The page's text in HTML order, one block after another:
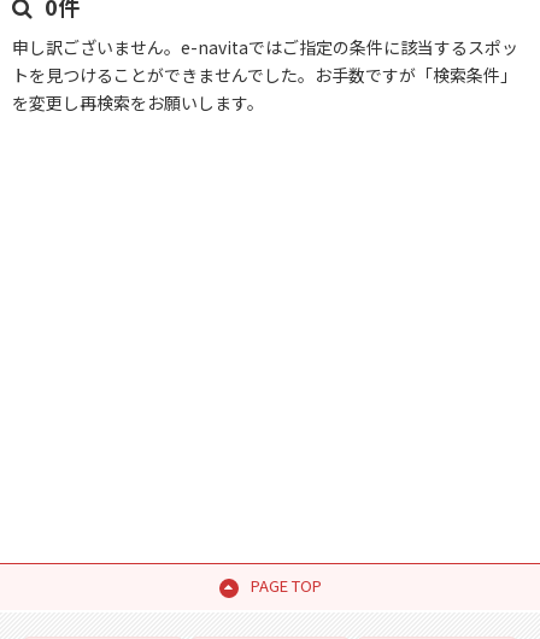
申し訳ございません。e-navitaではご指定の条件に該当するスポッ
トを見つけることができませんでした。お手数ですが「検索条件」
を変更し再検索をお願いします。
PAGE TOP